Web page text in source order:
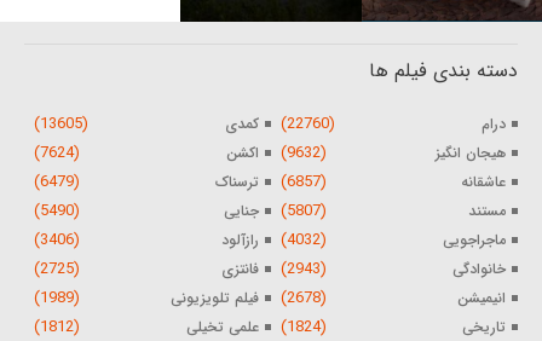
دسته بندی فیلم ها
درام (22760) کمدی (13605)
هیجان انگیز (9632) اکشن (7624)
عاشقانه (6857) ترسناک (6479)
مستند (5807) جنایی (5490)
ماجراجویی (4032) رازآلود (3406)
خانوادگی (2943) فانتزی (2725)
انیمیشن (2678) فیلم تلویزیونی (1989)
تاریخی (1824) علمی تخیلی (1812)